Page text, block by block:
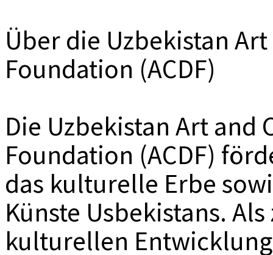
Über die Uzbekistan
Foundation (ACDF)
Die Uzbekistan Art
Foundation (ACDF)
das kulturelle Erbe
Künste Usbekistans.
kulturellen